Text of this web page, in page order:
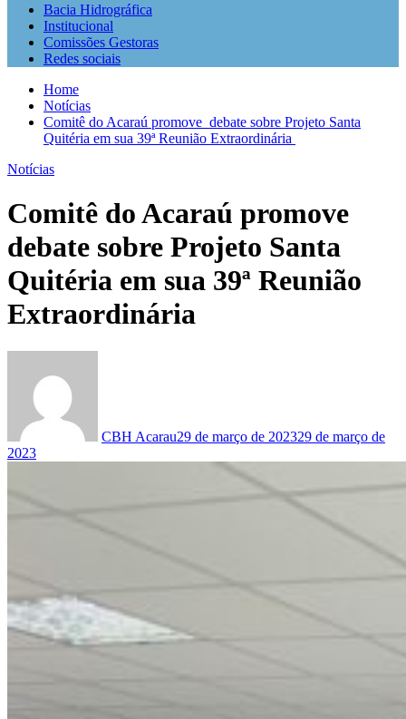
Bacia Hidrográfica
Institucional
Comissões Gestoras
Redes sociais
Home
Notícias
Comitê do Acaraú promove debate sobre Projeto Santa
Quitéria em sua 39ª Reunião Extraordinária
Notícias
Comitê do Acaraú promove
debate sobre Projeto Santa
Quitéria em sua 39ª Reunião
Extraordinária
CBH Acarau29 de março de 202329 de março de
2023